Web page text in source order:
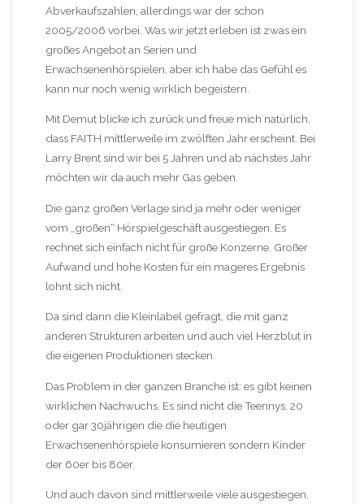
Abverkaufszahlen, allerdings war der schon
2005/2006 vorbei. Was wir jetzt erleben ist zwas ein
großes Angebot an Serien und
Erwachsenenhörspielen, aber ich habe das Gefühl es
kann nur noch wenig wirklich begeistern.
Mit Demut blicke ich zurück und freue mich natürlich,
dass FAITH mittlerweile im zwölften Jahr erscheint. Bei
Larry Brent sind wir bei 5 Jahren und ab nächstes Jahr
möchten wir da auch mehr Gas geben.
Die ganz großen Verlage sind ja mehr oder weniger
vom „großen“ Hörspielgeschäft ausgestiegen. Es
rechnet sich einfach nicht für große Konzerne. Großer
Aufwand und hohe Kosten für ein mageres Ergebnis
lohnt sich nicht.
Da sind dann die Kleinlabel gefragt, die mit ganz
anderen Strukturen arbeiten und auch viel Herzblut in
die eigenen Produktionen stecken.
Das Problem in der ganzen Branche ist: es gibt keinen
wirklichen Nachwuchs. Es sind nicht die Teennys, 20
oder gar 30jährigen die die heutigen
Erwachsenenhörspiele konsumieren sondern Kinder
der 60er bis 80er.
Und auch davon sind mittlerweile viele ausgestiegen,